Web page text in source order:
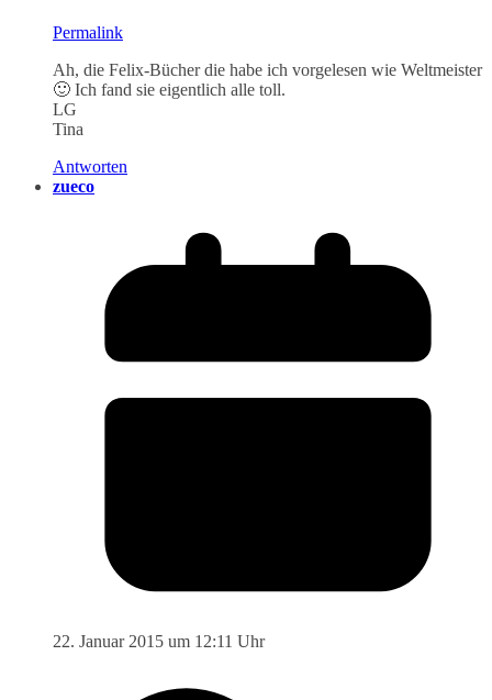
Permalink
Ah, die Felix-Bücher die habe ich vorgelesen wie Weltmeister
🙂 Ich fand sie eigentlich alle toll.
LG
Tina
Antworten
zueco
22. Januar 2015 um 12:11 Uhr